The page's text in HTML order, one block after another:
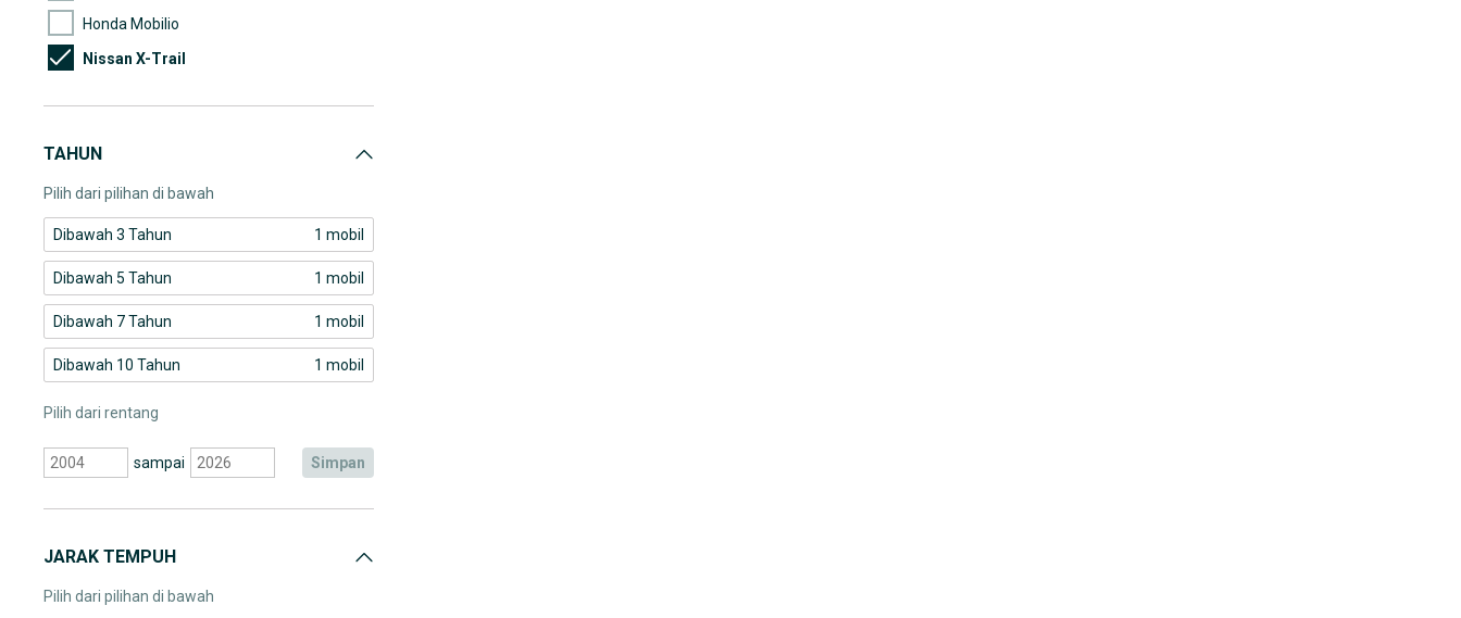
Honda Mobilio
Nissan X-Trail
TAHUN
Pilih dari pilihan di bawah
Dibawah 3 Tahun 1 mobil
Dibawah 5 Tahun 1 mobil
Dibawah 7 Tahun 1 mobil
Dibawah 10 Tahun 1 mobil
Pilih dari rentang
sampai simpan
JARAK TEMPUH
Pilih dari pilihan di bawah